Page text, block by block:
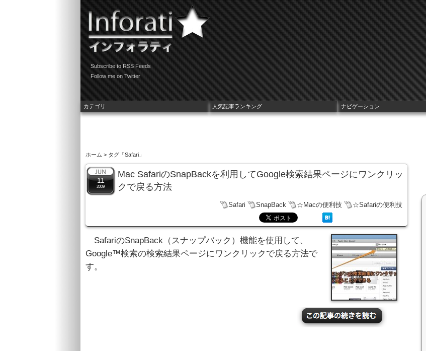
Subscribe to RSS Feeds
Follow me on Twitter
ホーム > タグ「Safari」
11
2009
Mac SafariのSnapBackを利用してGoogle検索結果ページにワンクリッ
クで戻る方法
Safari SnapBack ☆Macの便利技 ☆Safariの便利技
SafariのSnapBack（スナップバック）機能を使用して、
Google™検索の検索結果ページにワンクリックで戻る方法で
す。
カテゴリ 人気記事ランキング ナビゲーション